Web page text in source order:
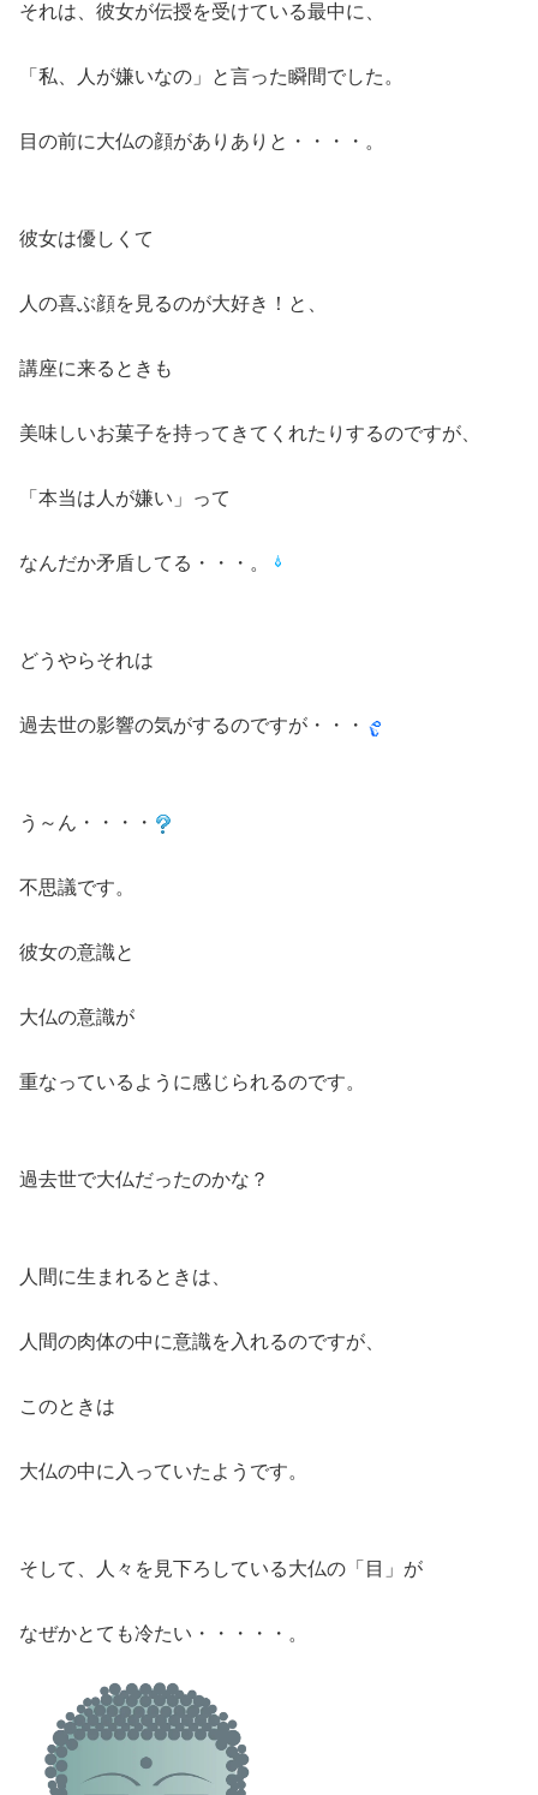
それは、彼女が伝授を受けている最中に、
「私、人が嫌いなの」と言った瞬間でした。
目の前に大仏の顔がありありと・・・・。
彼女は優しくて
人の喜ぶ顔を見るのが大好き！と、
講座に来るときも
美味しいお菓子を持ってきてくれたりするのですが、
「本当は人が嫌い」って
なんだか矛盾してる・・・。
どうやらそれは
過去世の影響の気がするのですが・・・
う～ん・・・・
不思議です。
彼女の意識と
大仏の意識が
重なっているように感じられるのです。
過去世で大仏だったのかな？
人間に生まれるときは、
人間の肉体の中に意識を入れるのですが、
このときは
大仏の中に入っていたようです。
そして、人々を見下ろしている大仏の「目」が
なぜかとても冷たい・・・・・。